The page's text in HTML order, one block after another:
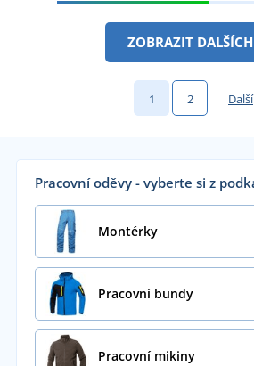
ZOBRAZIT
1 2 Další
Pracovní oděvy - vyberte si z
Montérky
Pracovní bundy
Pracovní mikiny